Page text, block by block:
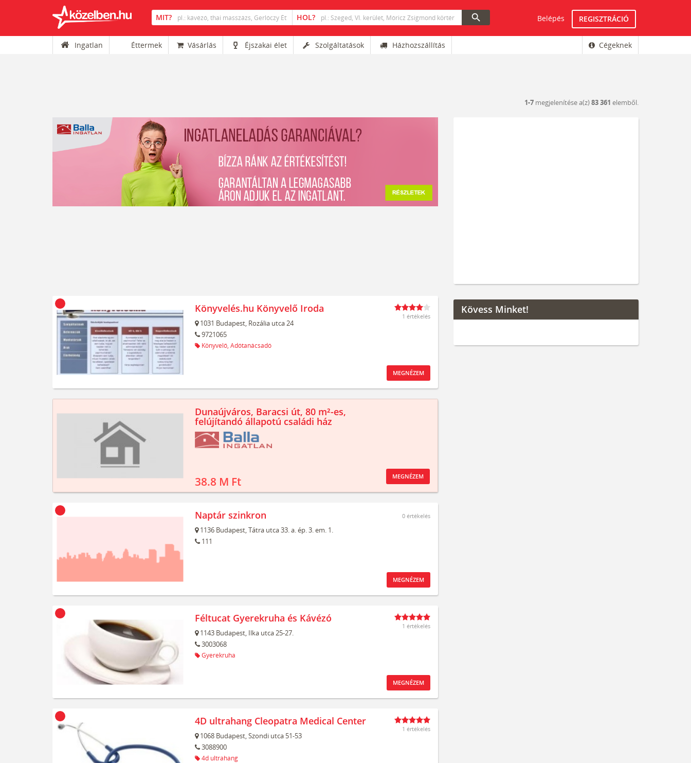
search Belépés REGISZTRÁCIÓ
Ingatlan Éttermek Vásárlás Éjszakai élet Szolgáltatások Házhozszállítás Cégeknek
1-7 megjelenítése a(z)83 361 elemből.
Könyvelés.hu Könyvelő Iroda
1031 Budapest, Rozália utca 24
9721065
Könyvelő, Adótanácsadó
1 értékelés
MEGNÉZEM
Dunaújváros, Baracsi út, 80 m²-es,
felújítandó állapotú családi ház
38.8 M Ft MEGNÉZEM
Naptár szinkron
1136 Budapest,Tátra utca 33. a. ép. 3. em. 1.
111
0 értékelés
MEGNÉZEM
Féltucat Gyerekruha és Kávézó
1143 Budapest, Ilka utca 25-27.
3003068
Gyerekruha
1 értékelés
MEGNÉZEM
4D ultrahang Cleopatra Medical Center
1068 Budapest,Szondi utca 51-53
3088900
4d ultrahang
1 értékelés
Kövess Minket!